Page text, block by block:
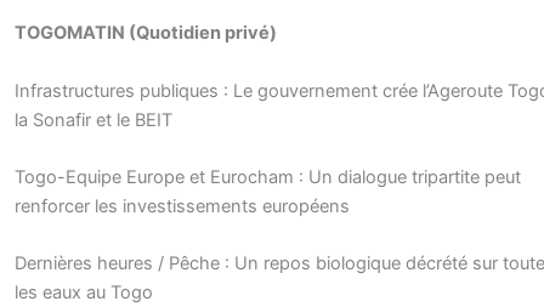
TOGOMATIN (Quotidien privé)
Infrastructures publiques : Le gouvernement crée l’Ageroute
la Sonafir et le BEIT
Togo-Equipe Europe et Eurocham : Un dialogue tripartite peut
renforcer les investissements européens
Dernières heures / Pêche : Un repos biologique décrété sur
les eaux au Togo